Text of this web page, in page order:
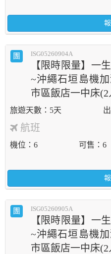
團 ISG05260904A
【限時限量】一
~沖繩石垣島機
市區飯店一中床
5天
航班
機位 6 可售 6
團 ISG05260905A
【限時限量】一
~沖繩石垣島機
市區飯店一中床